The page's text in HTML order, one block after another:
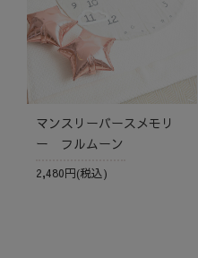
マンスリーバースメモリ
ー フルムーン
2,480円(税込)